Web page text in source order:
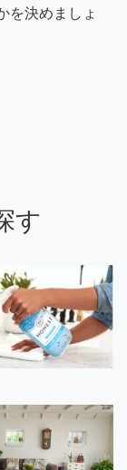
を決めましょ
す